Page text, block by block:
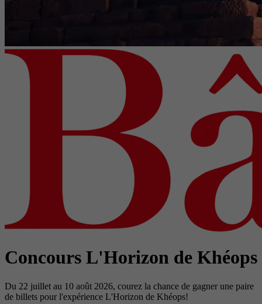
Concours L'Horizon de Khéops
Du 22 juillet au 10 août 2026, courez la chance de gagner une paire
de billets pour l'expérience L'Horizon de Khéops!